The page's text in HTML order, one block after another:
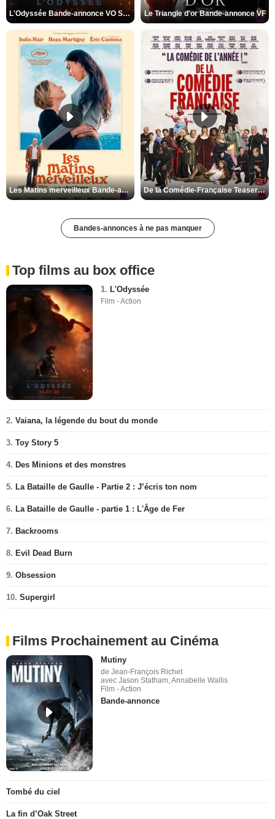
L'Odyssée Bande-annonce VO STFR Le Triangle d'or Bande-annonce VF
Les Matins merveilleux Bande-annonce VF De la Comédie-Française Teaser VF
Bandes-annonces à ne pas manquer
Top films au box office
1. L'Odyssée
Film - Action
2. Vaiana, la légende du bout du monde
3. Toy Story 5
4. Des Minions et des monstres
5. La Bataille de Gaulle - Partie 2 : J’écris ton nom
6. La Bataille de Gaulle - partie 1 : L'Âge de Fer
7. Backrooms
8. Evil Dead Burn
9. Obsession
10. Supergirl
Films Prochainement au Cinéma
Mutiny
de Jean-François Richet
avec Jason Statham, Annabelle Wallis
Film - Action
Bande-annonce
Tombé du ciel
La fin d’Oak Street